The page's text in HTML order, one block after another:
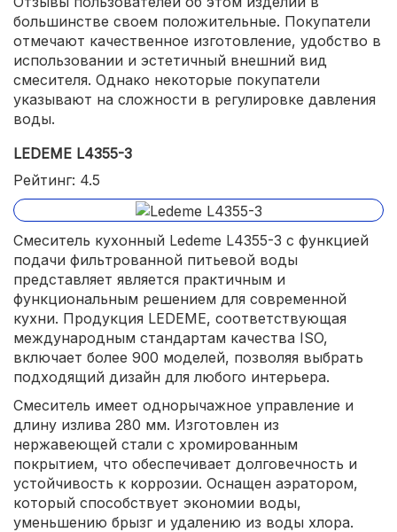
большинстве своем положительные. Покупатели
отмечают качественное изготовление, удобство в
использовании и эстетичный внешний вид
смесителя. Однако некоторые покупатели
указывают на сложности в регулировке давления
воды.
LEDEME L4355-3
Рейтинг: 4.5
Смеситель кухонный Ledeme L4355-3 с функцией
подачи фильтрованной питьевой воды
представляет является практичным и
функциональным решением для современной
кухни. Продукция LEDEME, соответствующая
международным стандартам качества ISO,
включает более 900 моделей, позволяя выбрать
подходящий дизайн для любого интерьера.
Смеситель имеет однорычажное управление и
длину излива 280 мм. Изготовлен из
нержавеющей стали с хромированным
покрытием, что обеспечивает долговечность и
устойчивость к коррозии. Оснащен аэратором,
который способствует экономии воды,
уменьшению брызг и удалению из воды хлора.